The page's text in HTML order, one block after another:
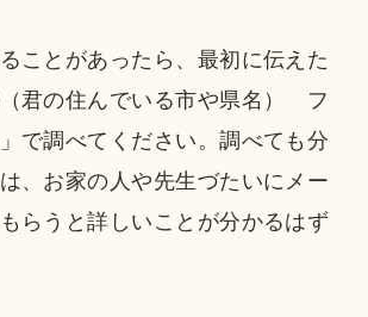
ことがあったら、最初に伝えた
君の住んでいる市や県名） フ
で調べてください。調べても分
、お家の人や先生づたいにメー
らうと詳しいことが分かるはず